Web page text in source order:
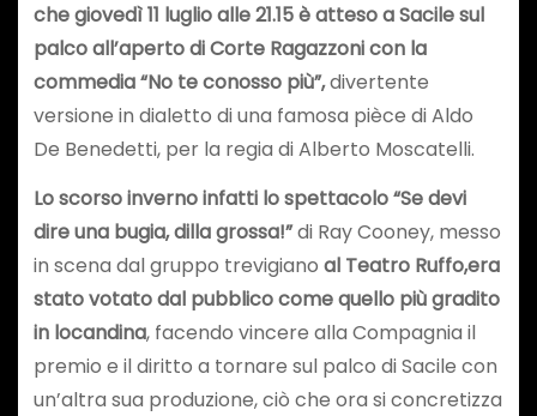
che giovedì 11 luglio alle 21.15 è atteso a Sacile sul
palco all’aperto di Corte Ragazzoni con la
commedia “No te conosso più”,divertente
versione in dialetto di una famosa pièce di Aldo
De Benedetti, per la regia di Alberto Moscatelli.
Lo scorso inverno infatti lo spettacolo “Se devi
dire una bugia, dilla grossa!”di Ray Cooney, messo
in scena dal gruppo trevigiano al Teatro Ruffo,era
stato votato dal pubblico come quello più gradito
in locandina, facendo vincere alla Compagnia il
premio e il diritto a tornare sul palco di Sacile con
un’altra sua produzione, ciò che ora si concretizza